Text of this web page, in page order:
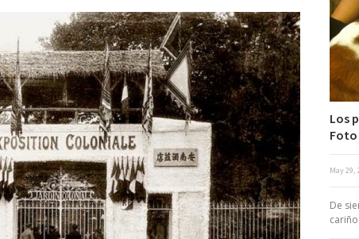
Los
Foto
May 29,
De